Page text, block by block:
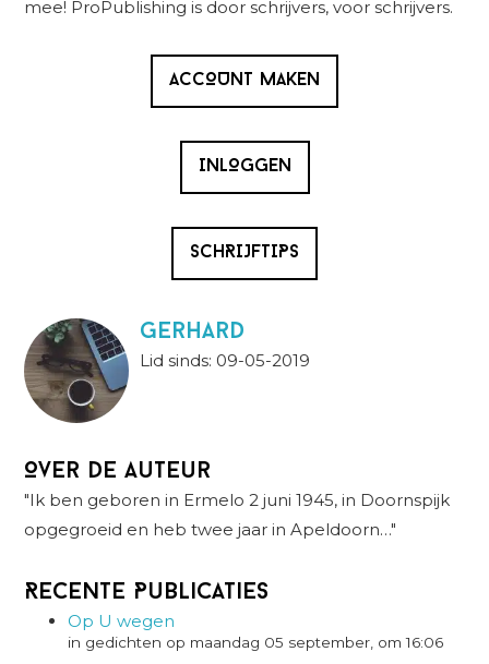
mee! ProPublishing is door schrijvers, voor schrijvers.
ACCOUNT MAKEN
INLOGGEN
SCHRIJFTIPS
Gerhard
Lid sinds: 09-05-2019
Over de auteur
"Ik ben geboren in Ermelo 2 juni 1945, in Doornspijk
opgegroeid en heb twee jaar in Apeldoorn…"
Recente Publicaties
Op U wegen
in gedichten op maandag 05 september, om 16:06